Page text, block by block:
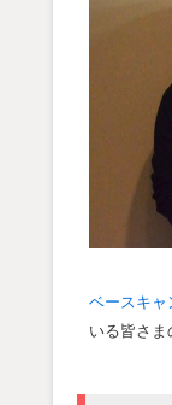
ベースキャ
いる皆さま